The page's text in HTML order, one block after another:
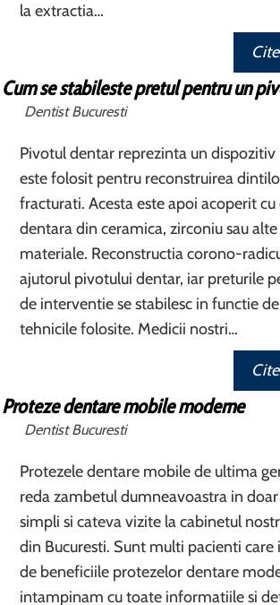
la extractia…
Cum se stabileste pretul pentru un
Dentist Bucuresti
Pivotul dentar reprezinta un
este folosit pentru reconstruirea
fracturati. Acesta este apoi acoperit
dentara din ceramica, zirconiu sau alte
materiale. Reconstructia corono-
ajutorul pivotului dentar, iar preturile
de interventie se stabilesc in functie
tehnicile folosite. Medicii nostri…
Proteze dentare mobile moderne
Dentist Bucuresti
Protezele dentare mobile de ultima
reda zambetul dumneavoastra in
simpli si cateva vizite la cabinetul
din Bucuresti. Sunt multi pacienti care
de beneficiile protezelor dentare
intampinam cu toate informatiile si